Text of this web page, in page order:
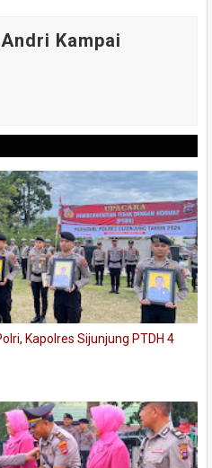
Kampai
Kapolres Sijunjung PTDH 4